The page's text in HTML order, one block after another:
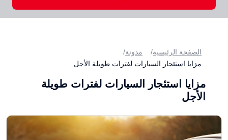
الصفحة الرئيسية
مدونة
مزايا استئجار السيارات لفترات طويلة الأجل
مزايا استئجار السيارات لفترات طويلة
الأجل